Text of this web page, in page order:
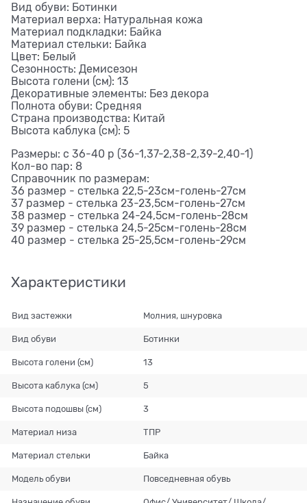
Вид обуви: Ботинки
Материал верха: Натуральная кожа
Материал подкладки: Байка
Материал стельки: Байка
Цвет: Белый
Сезонность: Демисезон
Высота голени (см): 13
Декоративные элементы: Без декора
Полнота обуви: Средняя
Страна производства: Китай
Высота каблука (см): 5
Размеры: с 36-40 р (36-1,37-2,38-2,39-2,40-1)
Кол-во пар: 8
Справочник по размерам:
36 размер - стелька 22,5-23см-голень-27см
37 размер - стелька 23-23,5см-голень-27см
38 размер - стелька 24-24,5см-голень-28см
39 размер - стелька 24,5-25см-голень-28см
40 размер - стелька 25-25,5см-голень-29см
Характеристики
Вид застежки Молния, шнуровка
Вид обуви Ботинки
Высота голени (см) 13
Высота каблука (см) 5
Высота подошвы (см) 3
Материал низа ТПР
Материал стельки Байка
Модель обуви Повседневная обувь